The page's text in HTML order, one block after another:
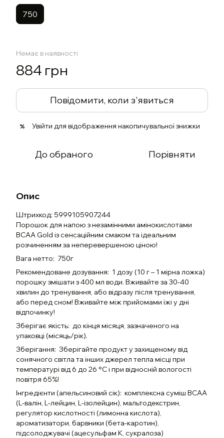
750
Немає в наявності
884 грн
Повідомити, коли з'явиться
% Увійти для відображення накопичувальної знижки
До обраного Порівняти
Опис
Штрихкод: 5999105907244
Порошок для напою з незамінними амінокислотами
BCAA Gold із сенсаційним смаком та ідеальним
розчиненням за неперевершеною ціною!
Вага нетто: 750г
Рекомендоване дозування: 1 дозу (10 г – 1 мірна ложка)
порошку змішати з 400 мл води. Вживайте за 30-40
хвилин до тренування, або відразу після тренування,
або перед сном! Вживайте між прийомами їжі у дні
відпочинку!
Зберігає якість: до кінця місяця, зазначеного на
упаковці (місяць/рік).
Зберігання: Зберігайте продукт у захищеному від
сонячного світла та інших джерел тепла місці при
температурі від 6 до 26 °C і при відносній вологості
повітря 65%!
Інгредієнти (апельсиновий сік): комплексна суміш BCAA
(L-валін, L-лейцин, L-ізолейцин), мальтодекстрин,
регулятор кислотності (лимонна кислота),
ароматизатори, барвники (бета-каротин),
підсолоджувачі (ацесульфам К, сукралоза)